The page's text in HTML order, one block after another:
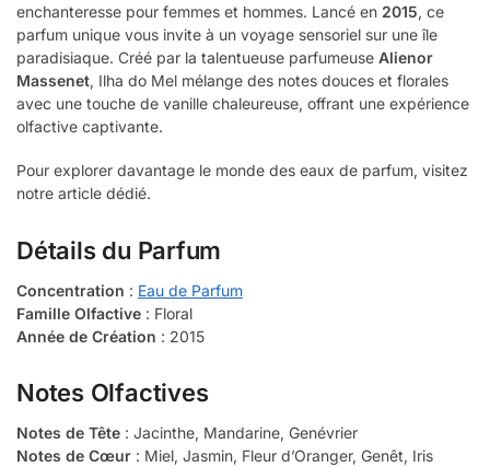
enchanteresse pour femmes et hommes. Lancé en 2015, ce
parfum unique vous invite à un voyage sensoriel sur une île
paradisiaque. Créé par la talentueuse parfumeuse Alienor
Massenet, Ilha do Mel mélange des notes douces et florales
avec une touche de vanille chaleureuse, offrant une expérience
olfactive captivante.
Pour explorer davantage le monde des eaux de parfum, visitez
notre article dédié.
Détails du Parfum
Concentration : Eau de Parfum
Famille Olfactive : Floral
Année de Création : 2015
Notes Olfactives
Notes de Tête : Jacinthe, Mandarine, Genévrier
Notes de Cœur : Miel, Jasmin, Fleur d’Oranger, Genêt, Iris